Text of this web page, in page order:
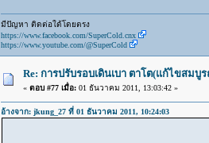
มีปัญหา ติดต่อใด้โดยตรง
https://www.facebook.com/SuperCold.cnx
https://www.youtube.com/@SuperCold
Re: การปรับรอบเดินเบา ตาโต(แก้ไขสม
« ตอบ #77 เมื่อ:01 ธันวาคม 2011, 13:03:42 »
อ้างจาก: jkung_27 ที่ 01 ธันวาคม 2011, 10:24:03